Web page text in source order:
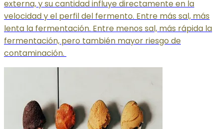
externa, y su cantidad influye directamente en la
velocidad y el perfil del fermento. Entre más sal, más
lenta la fermentación. Entre menos sal, más rápida la
fermentación, pero también mayor riesgo de
contaminación.